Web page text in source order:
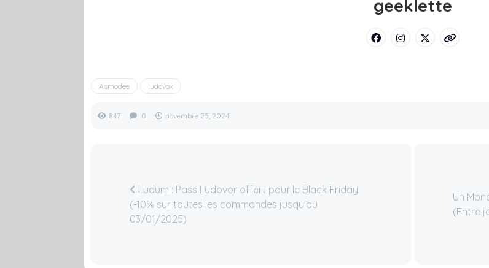
geeklette
Asmodee ludovox
847 0 novembre 25, 2024
Ludum : Pass Ludovor offert pour le Black Friday
(-10% sur toutes les commandes jusqu'au
03/01/2025)
Un
(Entre